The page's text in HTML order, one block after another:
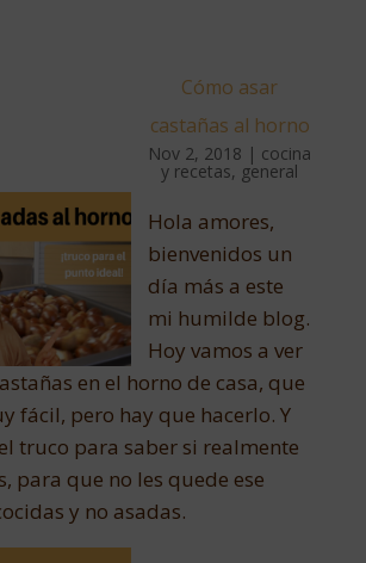
Cómo asar
castañas al horno
Nov 2, 2018 | cocina
y recetas, general
Hola amores,
bienvenidos un
día más a este
mi humilde blog.
Hoy vamos a ver
en el horno de casa, que
fácil, pero hay que hacerlo. Y
truco para saber si realmente
para que no les quede ese
y no asadas.